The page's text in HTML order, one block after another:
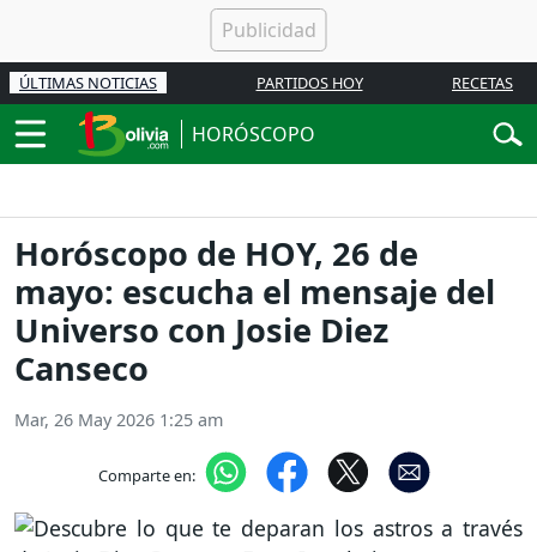
ÚLTIMAS NOTICIAS PARTIDOS HOY RECETAS
HORÓSCOPO
Horóscopo de HOY, 26 de
mayo: escucha el mensaje del
Universo con Josie Diez
Canseco
Mar, 26 May 2026 1:25 am
Comparte en: